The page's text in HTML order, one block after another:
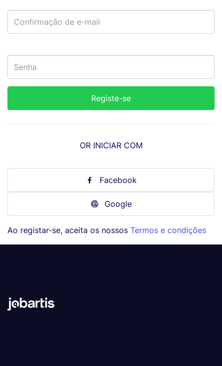
OR INICIAR COM
Facebook
Google
Ao registar-se, aceita os nossos Termos e condições